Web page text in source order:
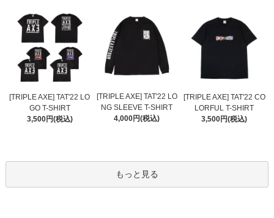
[TRIPLE AXE] TAT'22 LO
GO T-SHIRT
3,500円(税込)
[TRIPLE AXE] TAT'22 LO
NG SLEEVE T-SHIRT
4,000円(税込)
[TRIPLE AXE] TAT'22 CO
LORFUL T-SHIRT
3,500円(税込)
もっと見る